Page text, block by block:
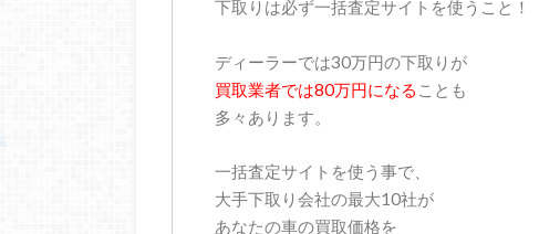
下取りは必ず一括査定サイトを使うこと！
ディーラーでは30万円の下取りが
買取業者では80万円になる ことも
多々あります。
一括査定サイトを使う事で、
大手下取り会社の最大10社が
あなたの車の買取価格を